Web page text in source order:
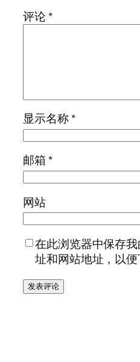
评论*
显示名称*
邮箱*
网站
在此浏览器中保存
址和网站地址，以便